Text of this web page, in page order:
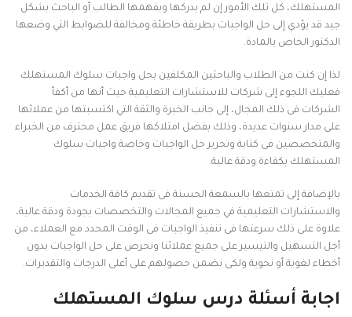
المستهلك، كل تلك الأمور إن لم يدركها ويفهمها الطالب أو الباحث بشكل
جيد قد يؤدي إلى حل الواجبات بطريقة خاطئة ومخالفة للضوابط التي وضعها
الدكتور الخاص بالمادة.
لذا إن كنت من الطلاب والباحثين المكلفين بحل واجبات سلوك المستهلك
فعليك اللجوء إلى شركات للاستشارات التعليمية حيث أنها من أكفأ
الشركات فى ذلك المجال، إلى جانب الخبرة والثقة التي اكتسبتها من عملائها
على مدار سنوات عديدة، وذلك بفضل امتلاكها فريق عمل محترف من الخبراء
والمتخصصين فى كتابة وتحرير حل الواجبات وخاصة واجبات سلوك
المستهلك بكفاءة ودقة عالية.
بالإضافة إلى تمتعها بالسمعة الحسنة فى تقديم كافة الخدمات
والاستشارات التعليمية في جميع المجالات والتخصصات بجودة ودقة عالية،
علاوة على ذلك سرعتها فى تنفيذ الواجبات فى الوقت المحدد مع العملاء، من
أجل التسهيل والتيسير على جميع عملائنا ونحرص على حل الواجبات بدون
أخطاء لغوية أو نحوية ولكى نضمن حصولهم على أعلى الدرجات والتقديرات.
اجابة أسئلة درس سلوك المستهلك